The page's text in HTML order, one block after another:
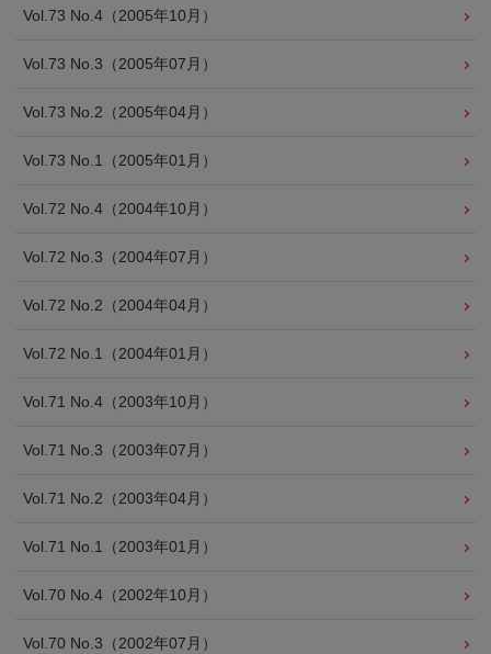
Vol.73 No.4（2005年10月）
Vol.73 No.3（2005年07月）
Vol.73 No.2（2005年04月）
Vol.73 No.1（2005年01月）
Vol.72 No.4（2004年10月）
Vol.72 No.3（2004年07月）
Vol.72 No.2（2004年04月）
Vol.72 No.1（2004年01月）
Vol.71 No.4（2003年10月）
Vol.71 No.3（2003年07月）
Vol.71 No.2（2003年04月）
Vol.71 No.1（2003年01月）
Vol.70 No.4（2002年10月）
Vol.70 No.3（2002年07月）